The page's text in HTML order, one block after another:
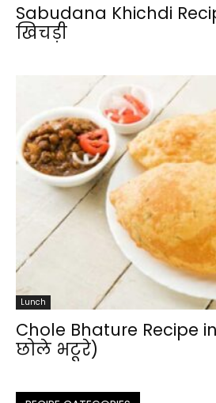
Sabudana Khichdi
खिचड़ी
Lunch
Chole Bhature Recipe
छोले भटूरे)